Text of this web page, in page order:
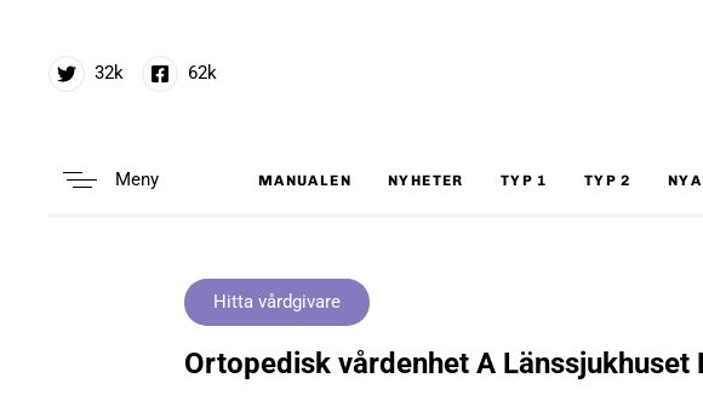
32k 62k
Meny MANUALEN NYHETER TYP 1 TYP 2
Hitta vårdgivare
Ortopedisk vårdenhet A Länssjukhuset